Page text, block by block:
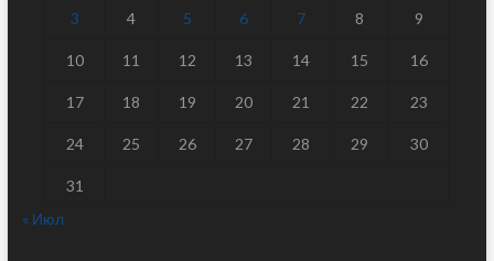
3 4 5 6 7 8 9
10 11 12 13 14 15 16
17 18 19 20 21 22 23
24 25 26 27 28 29 30
31
« Июл